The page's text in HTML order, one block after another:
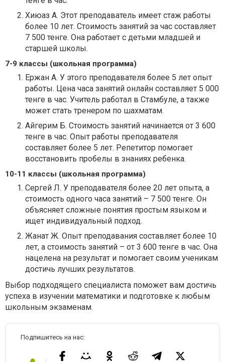
Хиюаз А. Этот преподаватель имеет стаж работы
более 10 лет. Стоимость занятий за час составляет
7 500 тенге. Она работает с детьми младшей и
старшей школы.
7-9 классы (школьная программа)
Ержан А. У этого преподавателя более 5 лет опыт
работы. Цена часа занятий онлайн составляет 5 000
тенге в час. Учитель работал в Стамбуле, а также
может стать тренером по шахматам.
Айгерим Б. Стоимость занятий начинается от 3 600
тенге в час. Опыт работы преподавателя
составляет более 5 лет. Репетитор помогает
восстановить пробелы в знаниях ребенка.
10-11 классы (школьная программа)
Сергей Л. У преподавателя более 20 лет опыта, а
стоимость одного часа занятий – 7 500 тенге. Он
объясняет сложные понятия простым языком и
ищет индивидуальный подход.
Жанат Ж. Опыт преподавания составляет более 10
лет, а стоимость занятий – от 3 600 тенге в час. Она
нацелена на результат и помогает своим ученикам
достичь лучших результатов.
Выбор подходящего специалиста поможет вам достичь
успеха в изучении математики и подготовке к любым
школьным экзаменам.
Подпишитесь на нас: